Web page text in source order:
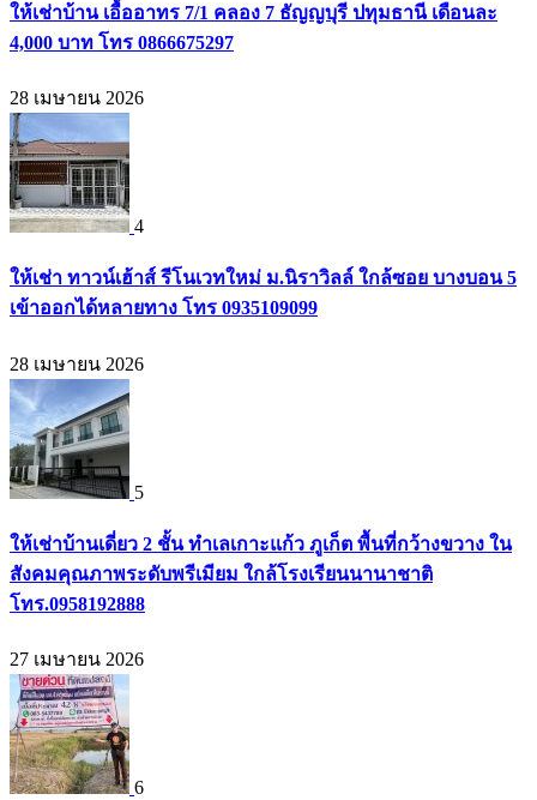
ให้เช่าบ้าน เอื้ออาทร 7/1 คลอง 7 ธัญญบุรี ปทุมธานี เดือนละ
4,000 บาท โทร 0866675297
28 เมษายน 2026
4
ให้เช่า ทาวน์เฮ้าส์ รีโนเวทใหม่ ม.นิราวิลล์ ใกล้ซอย บางบอน 5
เข้าออกได้หลายทาง โทร 0935109099
28 เมษายน 2026
5
ให้เช่าบ้านเดี่ยว 2 ชั้น ทำเลเกาะแก้ว ภูเก็ต พื้นที่กว้างขวาง ใน
สังคมคุณภาพระดับพรีเมียม ใกล้โรงเรียนนานาชาติ
โทร.0958192888
27 เมษายน 2026
6